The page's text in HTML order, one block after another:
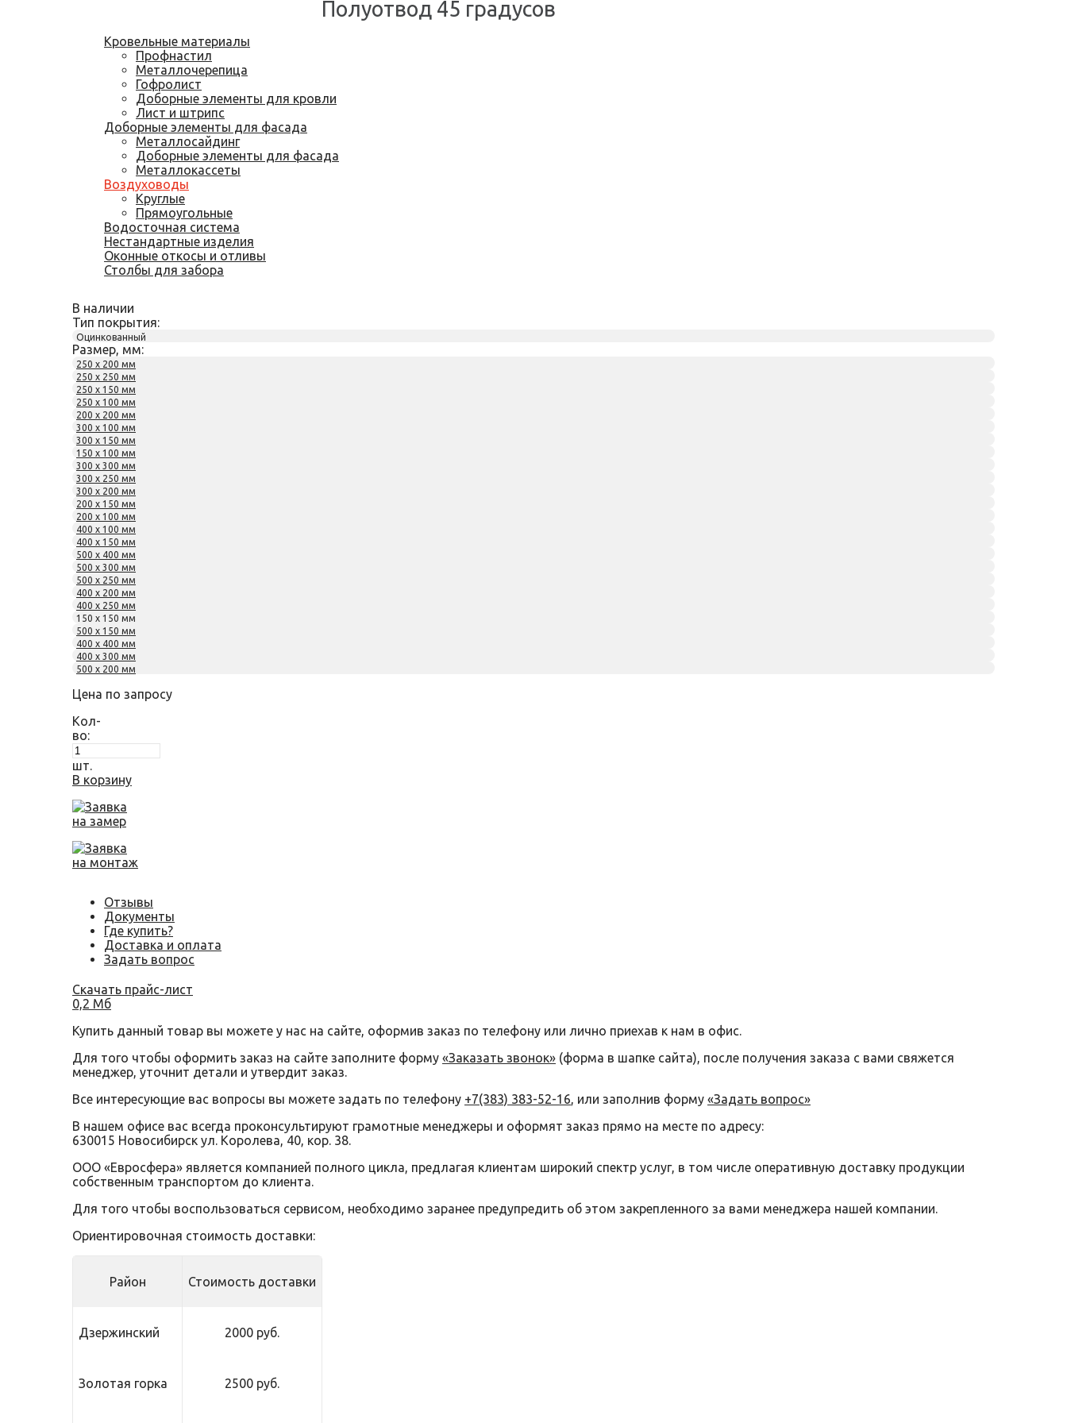
Полуотвод 45 градусов
Кровельные материалы
Профнастил
Металлочерепица
Гофролист
Доборные элементы для кровли
Лист и штрипс
Доборные элементы для фасада
Металлосайдинг
Доборные элементы для фасада
Металлокассеты
Воздуховоды
Круглые
Прямоугольные
Водосточная система
Нестандартные изделия
Оконные откосы и отливы
Столбы для забора
В наличии
Тип покрытия:
Оцинкованный
Размер, мм:
250 x 200 мм
250 x 250 мм
250 x 150 мм
250 x 100 мм
200 x 200 мм
300 x 100 мм
300 x 150 мм
150 x 100 мм
300 x 300 мм
300 x 250 мм
300 x 200 мм
200 x 150 мм
200 x 100 мм
400 x 100 мм
400 x 150 мм
500 x 400 мм
500 x 300 мм
500 x 250 мм
400 x 200 мм
400 x 250 мм
150 x 150 мм
500 x 150 мм
400 x 400 мм
400 x 300 мм
500 x 200 мм
Цена по запросу
Кол-
во:
шт.
В корзину
Заявка
на замер
Заявка
на монтаж
Отзывы
Документы
Где купить?
Доставка и оплата
Задать вопрос
Скачать прайс-лист
0,2 Мб
Купить данный товар вы можете у нас на сайте, оформив заказ по телефону или лично приехав к нам в офис.
Для того чтобы оформить заказ на сайте заполните форму «Заказать звонок» (форма в шапке сайта), после получения заказа с вами свяжется
менеджер, уточнит детали и утвердит заказ.
Все интересующие вас вопросы вы можете задать по телефону +7(383) 383-52-16, или заполнив форму «Задать вопрос»
В нашем офисе вас всегда проконсультируют грамотные менеджеры и оформят заказ прямо на месте по адресу:
630015 Новосибирск ул. Королева, 40, кор. 38.
ООО «Евросфера» является компанией полного цикла, предлагая клиентам широкий спектр услуг, в том числе оперативную доставку продукции
собственным транспортом до клиента.
Для того чтобы воспользоваться сервисом, необходимо заранее предупредить об этом закрепленного за вами менеджера нашей компании.
Ориентировочная стоимость доставки:
Район Стоимость доставки
Дзержинский 2000 руб.
Золотая горка 2500 руб.